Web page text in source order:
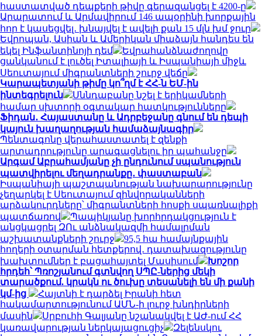
հաստատված դեպքերի թիվը գերազանցել է 4200-ը
Արարատում և Արմավիրում 146 ապօրինի խորքային
հոր է կասեցվել․ խնայվել է ավելի քան 15 մլն խմ ջուր
Եվրոպան, Ասիան և Ամերիկան ​​միաձայն հանդես են
եկել Ինֆանտինոյի դեմ
Եվրահանձնաժողովը
ցանկանում է լուծել Իտալիայի և Իսպանիայի միջև
Սեուտայում միգրանտների շուրջ վեճը
Կարապետյանի թիմը կո՞ղմ է ՀՀ-ն ԵՄ-ին
ինտեգրելուն
Սննդաբանը նշել է երիկամների
համար սխտորի օգտակար հատկությունները
Ֆիդան․ Հայաստանը և Ադրբեջանը գնում են դեպի
կայուն խաղաղության համաձայնագիր
Պենտագոնը վերահաստատել է զենքի
արտադրությունը արագացնելու իր պահանջը
Արգամ Աբրահամյանը չի ընդունում սպանություն
պատվիրելու մեղադրանքը․ փաստաբան
Իսպանիայի պաշտպանության նախարարությունը
չեղարկել է Սեուտայում զինվորականների
արձակուրդները՝ միգրանտների հոսքի սպառնալիքի
պատճառով
Պապիկյանը խորհրդակցություն է
անցկացրել ԶՈւ անձնակազմի համալրման
աշխատանքների շուրջ
95,5 հա համայնքային
հողերի օտարման հետքերով․ դատախազությունը
խախտումներ է բացահայտել Մասիսում
Խոշոր
հրդեհ՝ Պռոշյանում գտնվող ՍՊԸ-ներից մեկի
տարածքում. կրակն ու ծուխը տեսանելի են մի քանի
կմ-ից
Հայտնի է դարձել Իրանի հետ
հակամարտությունում ԱՄՆ-ի լուրջ խնդիրների
մասին
Սրբուհի Գալյանը նշանակվել է ԱԺ-ում ՀՀ
կառավարության ներկայացուցիչ
Զելենսկու